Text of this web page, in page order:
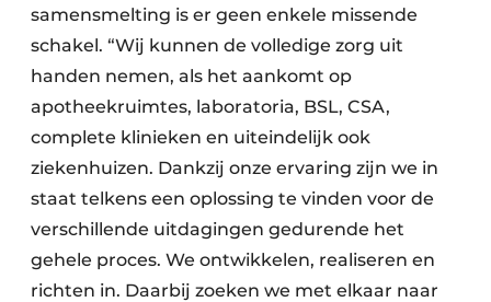
samensmelting is er geen enkele missende
schakel. “Wij kunnen de volledige zorg uit
handen nemen, als het aankomt op
apotheekruimtes, laboratoria, BSL, CSA,
complete klinieken en uiteindelijk ook
ziekenhuizen. Dankzij onze ervaring zijn we in
staat telkens een oplossing te vinden voor de
verschillende uitdagingen gedurende het
gehele proces. We ontwikkelen, realiseren en
richten in. Daarbij zoeken we met elkaar naar